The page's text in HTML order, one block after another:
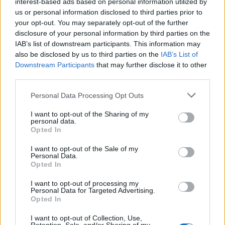
us or personal information disclosed to third parties prior to
your opt-out. You may separately opt-out of the further
disclosure of your personal information by third parties on the
IAB’s list of downstream participants. This information may
also be disclosed by us to third parties on the IAB’s List of
Downstream Participants that may further disclose it to other
Personal Data Processing Opt Outs
I want to opt-out of the Sharing of my
personal data.
Opted In
I want to opt-out of the Sale of my
Personal Data.
Opted In
I want to opt-out of processing my
Personal Data for Targeted Advertising.
Opted In
I want to opt-out of Collection, Use,
REDAZIONE
Twitter @Calciopremier
Stadio:Stamford Bridge (41.837)
Città:Londra
Presidente:
Manager:Enzo Maresca